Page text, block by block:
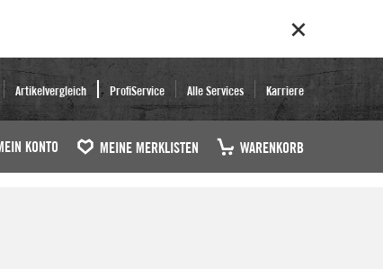
Artikelvergleich ProfiService Alle Services Karriere
KONTO MEINE MERKLISTEN WARENKORB